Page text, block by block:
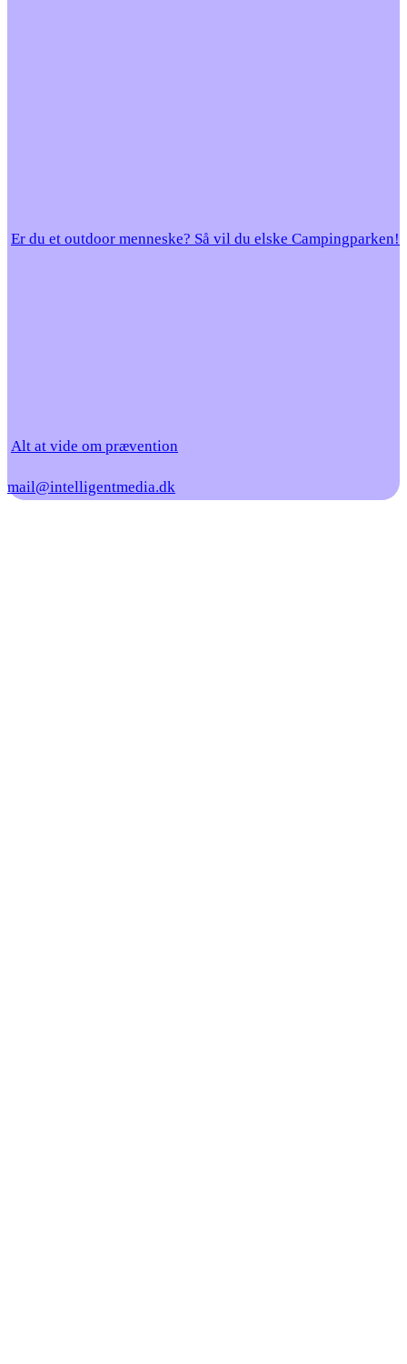
Er du et outdoor menneske? Så vil du elske Campingparken!
Alt at vide om prævention
mail@intelligentmedia.dk